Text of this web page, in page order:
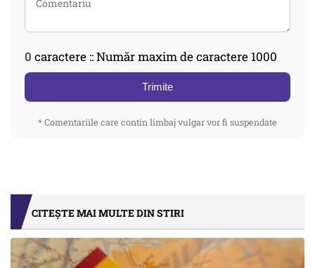
0 caractere :: Număr maxim de caractere 1000
Trimite
* Comentariile care contin limbaj vulgar vor fi suspendate
CITEȘTE MAI MULTE DIN STIRI